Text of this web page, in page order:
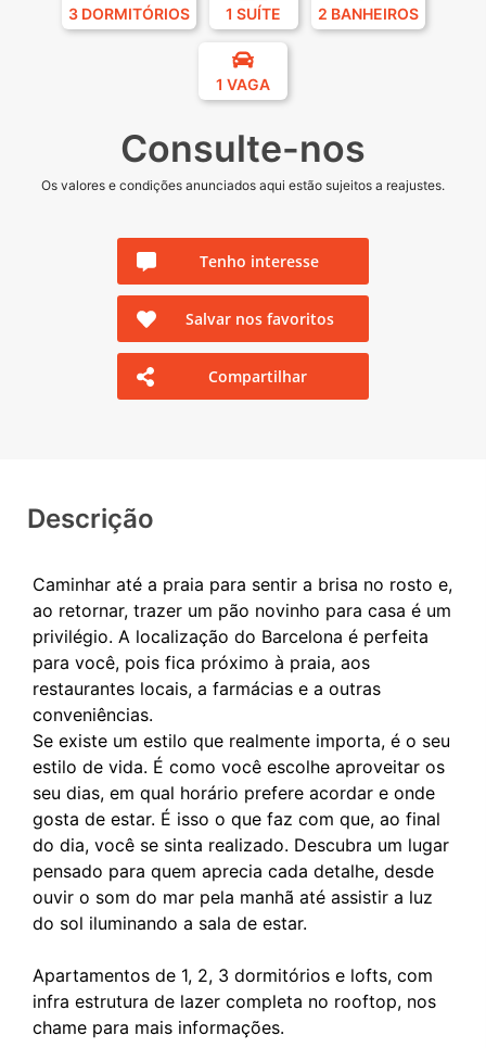
3 DORMITÓRIOS 1 SUÍTE 2 BANHEIROS
1 VAGA
Consulte-nos
Os valores e condições anunciados aqui estão sujeitos a reajustes.
Tenho interesse
Salvar nos favoritos
Compartilhar
Descrição
Caminhar até a praia para sentir a brisa no rosto e,
ao retornar, trazer um pão novinho para casa é um
privilégio. A localização do Barcelona é perfeita
para você, pois fica próximo à praia, aos
restaurantes locais, a farmácias e a outras
conveniências.​
Se existe um estilo que realmente importa, é o seu
estilo de vida. É como você escolhe aproveitar os
seu dias, em qual horário prefere acordar e onde
gosta de estar. É isso o que faz com que, ao final
do dia, você se sinta realizado. Descubra um lugar
pensado para quem aprecia cada detalhe, desde
ouvir o som do mar pela manhã até assistir a luz
do sol iluminando a sala de estar.
Apartamentos de 1, 2, 3 dormitórios e lofts, com
infra estrutura de lazer completa no rooftop, nos